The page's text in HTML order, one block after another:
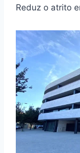
Reduz o atrito